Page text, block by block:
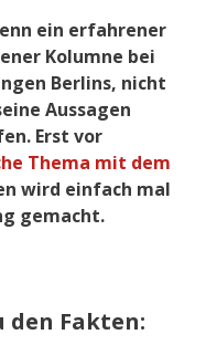
ein erfahrener
Kolumne bei
Berlins, nicht
Aussagen
Erst vor
Thema mit dem
wird einfach mal
gemacht.
den Fakten: